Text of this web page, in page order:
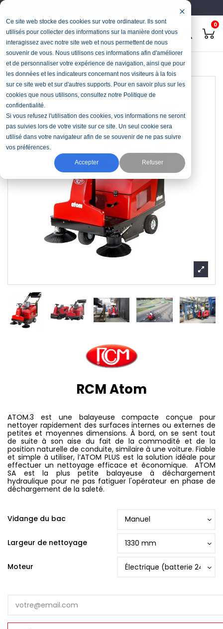
Ce site web stocke des cookies sur votre ordinateur. Ils sont
utilisés pour collecter des informations sur la manière dont vous
interagissez avec notre site web et nous permettent de nous
souvenir de vous. Nous utilisons ces informations afin d'améliorer
et de personnaliser votre expérience de navigation, ainsi que pour
les données et les indicateurs concernant nos visiteurs à la fois
sur ce site web et sur d'autres supports. Pour en savoir plus sur les
cookies que nous utilisons, consultez notre Politique de
confidentialité.
Si vous refusez l'utilisation des cookies, vos informations ne seront
pas suivies lors de votre visite sur ce site. Un seul cookie sera
utilisé dans votre navigateur afin de se souvenir de ne pas suivre
vos préférences.
Accepter Refuser
0
Accueil Nettoyage Balayeuse RCM Atom
RCM Atom
ATOM.3 est une balayeuse compacte conçue pour
nettoyer rapidement des surfaces internes ou externes de
petites et moyennes dimensions. À bord, on se sent tout
de suite à son aise du fait de la commodité et de la
position naturelle de conduite, similaire à une voiture. Fiable
et simple à utiliser, l’ATOM PLUS est la solution idéale pour
effectuer un nettoyage efficace et économique. ATOM
SA est la plus petite balayeuse à déchargement
hydraulique pour ne pas fatiguer l'opérateur en phase de
déchargement de la saleté.
Vidange du bac
Largeur de nettoyage
Moteur